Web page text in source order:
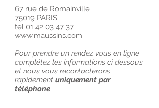
67 rue de Romainville
75019 PARIS
tel 01 42 03 47 37
www.maussins.com
Pour prendre un rendez vous en ligne
complétez les informations ci dessous
et nous vous recontacterons
rapidement uniquement par
téléphone